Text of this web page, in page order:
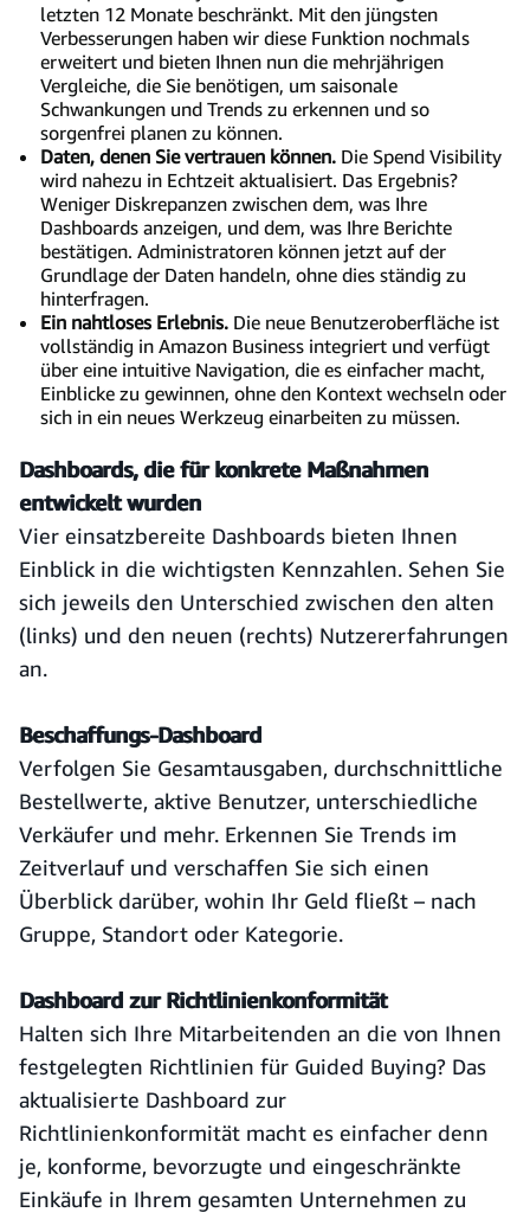
letzten 12 Monate beschränkt. Mit den jüngsten
Verbesserungen haben wir diese Funktion nochmals
erweitert und bieten Ihnen nun die mehrjährigen
Vergleiche, die Sie benötigen, um saisonale
Schwankungen und Trends zu erkennen und so
sorgenfrei planen zu können.
Daten, denen Sie vertrauen können. Die Spend Visibility
wird nahezu in Echtzeit aktualisiert. Das Ergebnis?
Weniger Diskrepanzen zwischen dem, was Ihre
Dashboards anzeigen, und dem, was Ihre Berichte
bestätigen. Administratoren können jetzt auf der
Grundlage der Daten handeln, ohne dies ständig zu
hinterfragen.
Ein nahtloses Erlebnis. Die neue Benutzeroberfläche ist
vollständig in Amazon Business integriert und verfügt
über eine intuitive Navigation, die es einfacher macht,
Einblicke zu gewinnen, ohne den Kontext wechseln oder
sich in ein neues Werkzeug einarbeiten zu müssen.
Dashboards, die für konkrete Maßnahmen
entwickelt wurden
Vier einsatzbereite Dashboards bieten Ihnen
Einblick in die wichtigsten Kennzahlen. Sehen Sie
sich jeweils den Unterschied zwischen den alten
(links) und den neuen (rechts) Nutzererfahrungen
an.
Beschaffungs-Dashboard
Verfolgen Sie Gesamtausgaben, durchschnittliche
Bestellwerte, aktive Benutzer, unterschiedliche
Verkäufer und mehr. Erkennen Sie Trends im
Zeitverlauf und verschaffen Sie sich einen
Überblick darüber, wohin Ihr Geld fließt – nach
Gruppe, Standort oder Kategorie.
Dashboard zur Richtlinienkonformität
Halten sich Ihre Mitarbeitenden an die von Ihnen
festgelegten Richtlinien für Guided Buying? Das
aktualisierte Dashboard zur
Richtlinienkonformität macht es einfacher denn
je, konforme, bevorzugte und eingeschränkte
Einkäufe in Ihrem gesamten Unternehmen zu